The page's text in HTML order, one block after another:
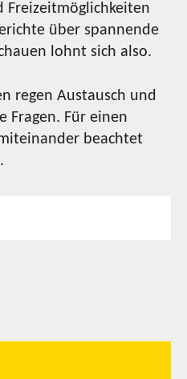
Freizeitmöglichkeiten
über spannende
lohnt sich also.
regen Austausch und
Fragen. Für einen
beachtet
.